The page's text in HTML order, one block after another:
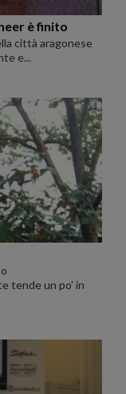
è finito
città aragonese
e...
tende un po' in